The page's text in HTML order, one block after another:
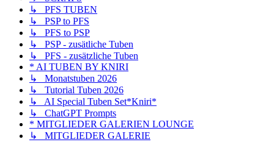
↳ PFS TUBEN
↳ PSP to PFS
↳ PFS to PSP
↳ PSP - zusätliche Tuben
↳ PFS - zusätzliche Tuben
* AI TUBEN BY KNIRI
↳ Monatstuben 2026
↳ Tutorial Tuben 2026
↳ AI Special Tuben Set*Kniri*
↳ ChatGPT Prompts
* MITGLIEDER GALERIEN LOUNGE
↳ MITGLIEDER GALERIE